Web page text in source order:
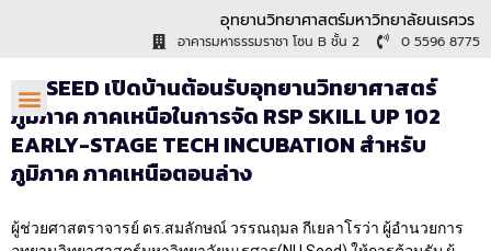
อุทยานวิทยาศาสตร์มหาวิทยาลัยนเรศวร
อาคารมหาธรรมราชา โซน B ชั้น 2 0 5596 8775
NU SEED เปิดบ้านต้อนรับอุทยานวิทยาศาสตร์
ภูมิภาค ภาคเหนือในการจัด RSP SKILL UP 102
EARLY-STAGE TECH INCUBATION สำหรับ
ภูมิภาค ภาคเหนือตอนล่าง
ผู้ช่วยศาสตราจารย์ ดร.สมลักษณ์ วรรณฤมล กีเยลาโรว่า ผู้อำนวยการ